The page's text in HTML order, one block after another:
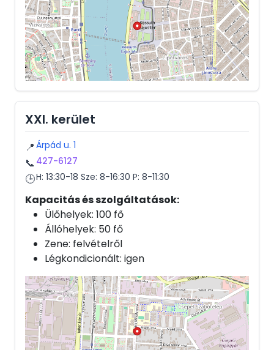
XXI. kerület
📍 Árpád u. 1
📞 427-6127
🕒H: 13:30-18 Sze: 8-16:30 P: 8-11:30
Kapacitás és szolgáltatások:
Ülőhelyek: 100 fő
Állóhelyek: 50 fő
Zene: felvételről
Légkondicionált: igen